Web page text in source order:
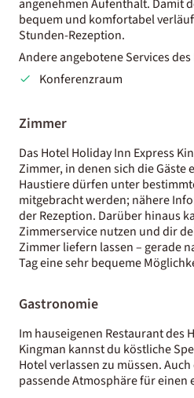
angenehmen Aufenthalt. Damit
bequem und komfortabel
Stunden-Rezeption.
Andere angebotene Services
Konferenzraum
Zimmer
Das Hotel Holiday Inn Express
Zimmer, in denen sich die Gäste
Haustiere dürfen unter
mitgebracht werden; nähere
der Rezeption. Darüber hinaus
Zimmerservice nutzen und dir
Zimmer liefern lassen – gerade
Tag eine sehr bequeme
Gastronomie
Im hauseigenen Restaurant des
Kingman kannst du köstliche
Hotel verlassen zu müssen.
passende Atmosphäre für einen